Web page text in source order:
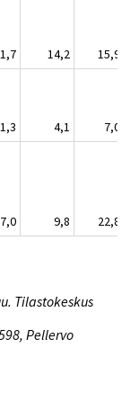
14,2
15,9
4,1
7,0
9,8 22,8
Tilastokeskus
Pellervo